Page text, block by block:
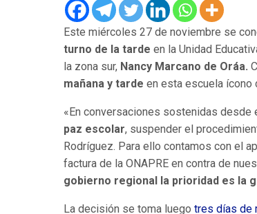
Este miércoles 27 de noviembre se
turno de la tarde en la Unidad
la zona sur, Nancy Marcano de Oráa.
mañana y tarde en esta escuela ícono
«En conversaciones sostenidas desde
paz escolar, suspender el
Rodríguez. Para ello contamos con el
factura de la ONAPRE en contra de
gobierno regional la prioridad es la
La decisión se toma luego tres días de